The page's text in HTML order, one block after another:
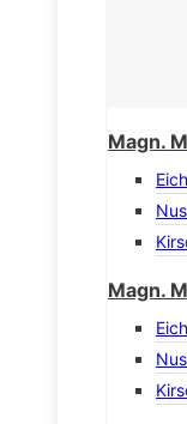
Magn.
Magn.